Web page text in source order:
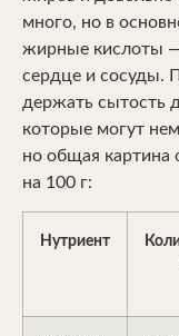
много, но в
жирные кислоты
сердце и сосуды.
держать сытость
которые могут
но общая
на 100 г:
Нутриент